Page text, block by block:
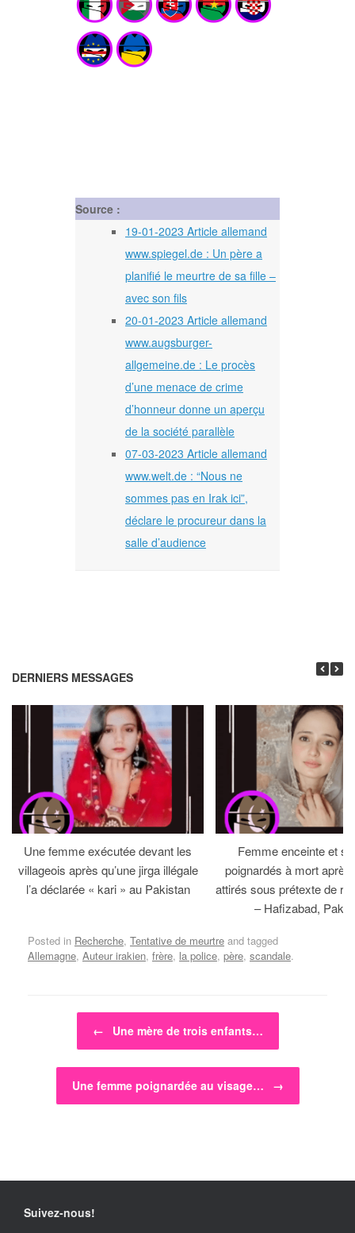
Source :
19-01-2023 Article allemand
www.spiegel.de : Un père a
planifié le meurtre de sa fille –
avec son fils
20-01-2023 Article allemand
www.augsburger-
allgemeine.de : Le procès
d’une menace de crime
d’honneur donne un aperçu
de la société parallèle
07-03-2023 Article allemand
www.welt.de : “Nous ne
sommes pas en Irak ici”,
déclare le procureur dans la
salle d’audience
DERNIERS MESSAGES
Une femme exécutée devant les
villageois après qu’une jirga illégale
l’a déclarée « kari » au Pakistan
Femme enceinte et
poignardés à mort après
attirés sous prétexte de
– Hafizabad,
Posted in Recherche, Tentative de meurtre and tagged
Allemagne, Auteur irakien, frère, la police, père, scandale.
Post navigation
← Une mère de trois enfants…
Une femme poignardée au visage… →
Suivez-nous!